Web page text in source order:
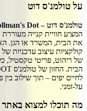
עלטולמנ'ס דוט
טולמנ'ס דוט – Tollman's Dot
המציע חוויית קנייה
את הבית, המשרד או הגן.
קולקציות עיצוב עדכניות
של ריהוט, פריטי טקסטיל,
לחיים יפים – תוך שילוב בין
על-זמני.
מה תוכלו למצוא באתר